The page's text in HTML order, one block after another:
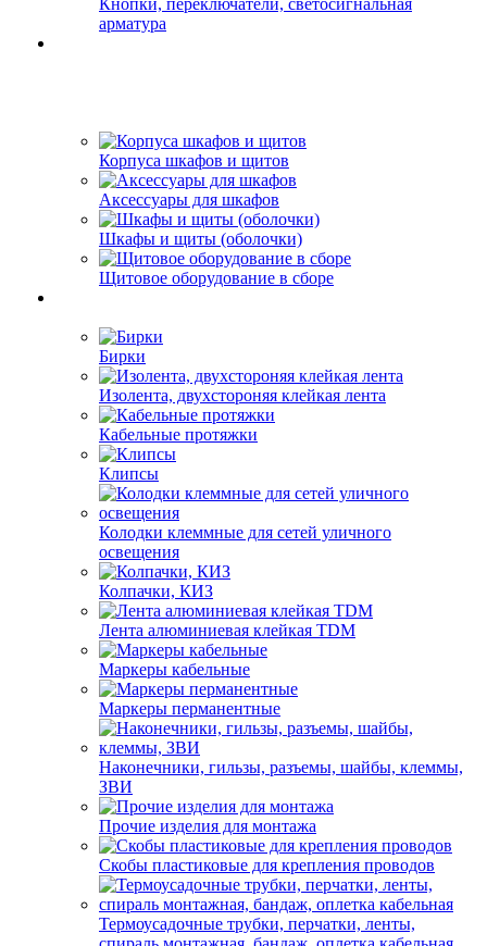
Кнопки, переключатели, светосигнальная
арматура
Корпуса шкафов и щитов
Аксессуары для шкафов
Шкафы и щиты (оболочки)
Щитовое оборудование в сборе
Бирки
Изолента, двухстороняя клейкая лента
Кабельные протяжки
Клипсы
Колодки клеммные для сетей уличного
освещения
Колпачки, КИЗ
Лента алюминиевая клейкая TDM
Маркеры кабельные
Маркеры перманентные
Наконечники, гильзы, разъемы, шайбы, клеммы,
ЗВИ
Прочие изделия для монтажа
Скобы пластиковые для крепления проводов
Термоусадочные трубки, перчатки, ленты,